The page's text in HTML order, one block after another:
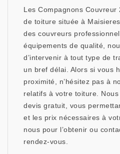
Les Compagnons
de toiture située à
des couvreurs
équipements de qualité,
d’intervenir à tout type de
un bref délai. Alors si vous
proximité, n’hésitez pas à
relatifs à votre toiture.
devis gratuit, vous
et les prix nécessaires à
nous pour l’obtenir ou
rendez-vous.